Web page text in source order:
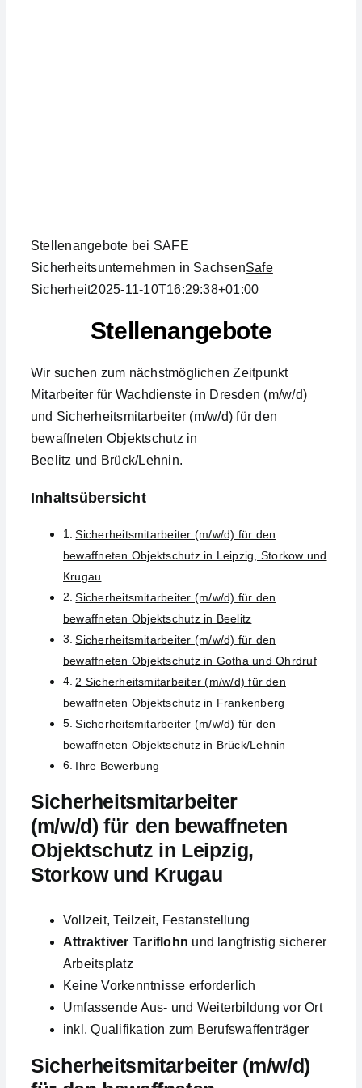
Stellenangebote bei SAFE
Sicherheitsunternehmen in SachsenSafe
Sicherheit2025-11-10T16:29:38+01:00
Stellenangebote
Wir suchen zum nächstmöglichen Zeitpunkt
Mitarbeiter für Wachdienste in Dresden (m/w/d)
und Sicherheitsmitarbeiter (m/w/d) für den
bewaffneten Objektschutz in
Beelitz und Brück/Lehnin.
Inhaltsübersicht
Sicherheitsmitarbeiter (m/w/d) für den
bewaffneten Objektschutz in Leipzig, Storkow und
Krugau
Sicherheitsmitarbeiter (m/w/d) für den
bewaffneten Objektschutz in Beelitz
Sicherheitsmitarbeiter (m/w/d) für den
bewaffneten Objektschutz in Gotha und Ohrdruf
2 Sicherheitsmitarbeiter (m/w/d) für den
bewaffneten Objektschutz in Frankenberg
Sicherheitsmitarbeiter (m/w/d) für den
bewaffneten Objektschutz in Brück/Lehnin
Ihre Bewerbung
Sicherheitsmitarbeiter
(m/w/d) für den bewaffneten
Objektschutz in Leipzig,
Storkow und Krugau
Vollzeit, Teilzeit, Festanstellung
Attraktiver Tariflohn und langfristig sicherer
Arbeitsplatz
Keine Vorkenntnisse erforderlich
Umfassende Aus- und Weiterbildung vor Ort
inkl. Qualifikation zum Berufswaffenträger
Sicherheitsmitarbeiter (m/w/d)